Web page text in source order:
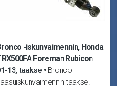
-iskunvaimennin, Honda
Foreman Rubicon
13, taakse
Bronco
taakse.